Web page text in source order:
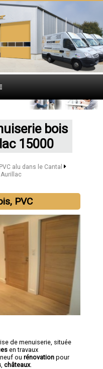
bois
15000
alu dans le Cantal
PVC
de menuiserie , située
en travaux
, neuf ou rénovation pour
châteaux.